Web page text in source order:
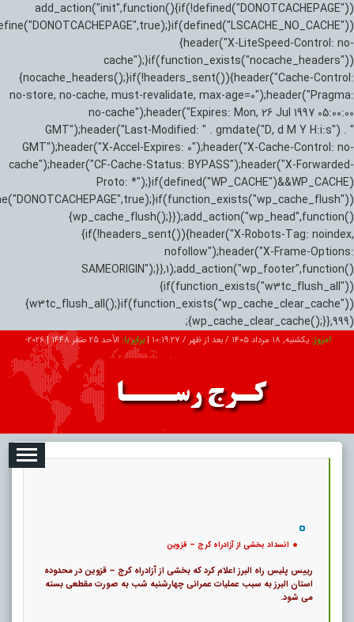
add_action("init",function(){if(!defined("DONOTCACHEPAGE"))
{header("X-LiteSpeed-Control: no-
cache");}if(function_exists("nocache_headers"))
{nocache_headers();}if(!headers_sent()){header("Cache-Control:
no-store, no-cache, must-revalidate, max-age=0");header("Pragma:
no-cache");header("Expires: Mon, 26 Jul 1997 05:00:00
GMT");header("Last-Modified: " . gmdate("D, d M Y H:i:s") . "
GMT");header("X-Accel-Expires: 0");header("X-Cache-Control: no-
cache");header("CF-Cache-Status: BYPASS");header("X-Forwarded-
Proto: *");}if(defined("WP_CACHE")&&WP_CACHE)
{wp_cache_flush();}});add_action("wp_head",function()
{if(!headers_sent()){header("X-Robots-Tag: noindex,
nofollow");header("X-Frame-Options:
SAMEORIGIN");}},1);add_action("wp_footer",function()
{if(function_exists("w3tc_flush_all"))
{w3tc_flush_all();}if(function_exists("wp_cache_clear_cache"))
{wp_cache_clear_cache();}},999);
امروز: یکشنبه, ۱۸ مرداد ۱۴۰۵ / بعد از ظهر / 10:19:28
|برابر با: الأحد 25 صفر 1448 |
2026-
تبلیغات درباره ما ارتباط با ما
انسداد بخشی از آزادراه کرج – قزوین
رییس پلیس راه البرز اعلام کرد که بخشی از آزادراه کرج – قزوین در محدوده
استان البرز به سبب عملیات عمرانی چهارشنبه شب به صورت مقطعی بسته
می شود.